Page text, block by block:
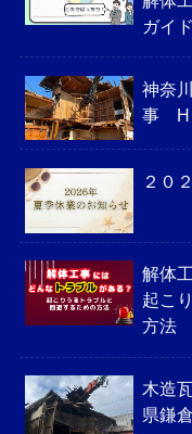
ガイド
神奈
事 H
２０
解体
起こ
方法
木造
県鎌